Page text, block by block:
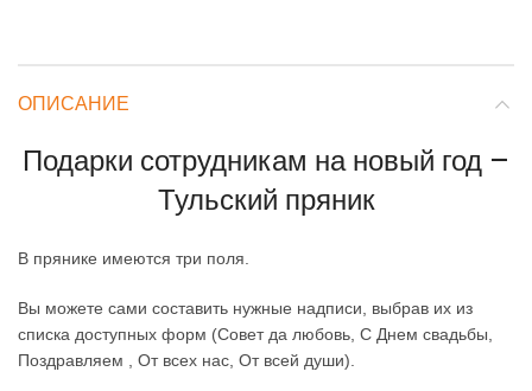
ОПИСАНИЕ
Подарки сотрудникам на новый год —
Тульский пряник
В прянике имеются три поля.
Вы можете сами составить нужные надписи, выбрав их из
списка доступных форм (Совет да любовь, С Днем свадьбы,
Поздравляем , От всех нас, От всей души).